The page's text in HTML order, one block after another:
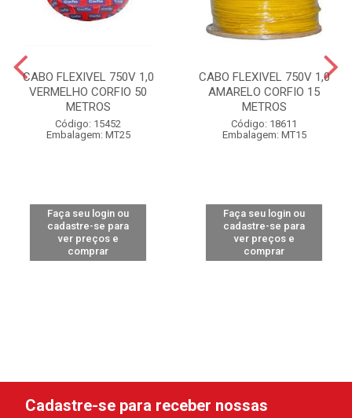
CABO FLEXIVEL 750V 1,0
VERMELHO CORFIO 50
METROS
Código: 15452
Embalagem: MT25
Faça seu login ou
cadastre-se para
ver preços e
comprar
CABO FLEXIVEL 750V 1,0
AMARELO CORFIO 15
METROS
Código: 18611
Embalagem: MT15
Faça seu login ou
cadastre-se para
ver preços e
comprar
Cadastre-se para receber nossas